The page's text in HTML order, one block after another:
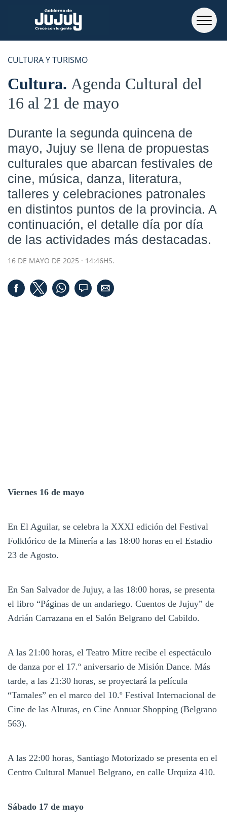
CULTURA Y TURISMO
Cultura Agenda Cultural del
16 al 21 de mayo
Durante la segunda quincena de
mayo, Jujuy se llena de propuestas
culturales que abarcan festivales de
cine, música, danza, literatura,
talleres y celebraciones patronales
en distintos puntos de la provincia. A
continuación, el detalle día por día
de las actividades más destacadas.
16 DE MAYO DE 2025 · 14:46HS.
Viernes 16 de mayo
En El Aguilar, se celebra la XXXI edición del Festival
Folklórico de la Minería a las 18:00 horas en el Estadio
23 de Agosto.
En San Salvador de Jujuy, a las 18:00 horas, se presenta
el libro “Páginas de un andariego. Cuentos de Jujuy” de
Adrián Carrazana en el Salón Belgrano del Cabildo.
A las 21:00 horas, el Teatro Mitre recibe el espectáculo
de danza por el 17.º aniversario de Misión Dance. Más
tarde, a las 21:30 horas, se proyectará la película
“Tamales” en el marco del 10.º Festival Internacional de
Cine de las Alturas, en Cine Annuar Shopping (Belgrano
563).
A las 22:00 horas, Santiago Motorizado se presenta en el
Centro Cultural Manuel Belgrano, en calle Urquiza 410.
Sábado 17 de mayo